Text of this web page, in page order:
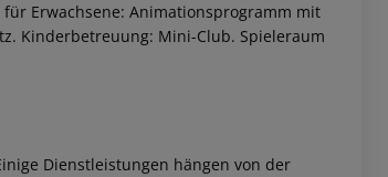
Erwachsene: Animationsprogramm mit
Kinderbetreuung: Mini-Club. Spieleraum
Dienstleistungen hängen von der